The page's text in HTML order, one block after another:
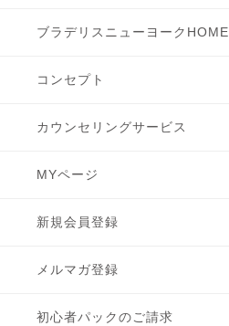
ブラデリスニューヨークHOME
コンセプト
カウンセリングサービス
MYページ
新規会員登録
メルマガ登録
初心者パックのご請求